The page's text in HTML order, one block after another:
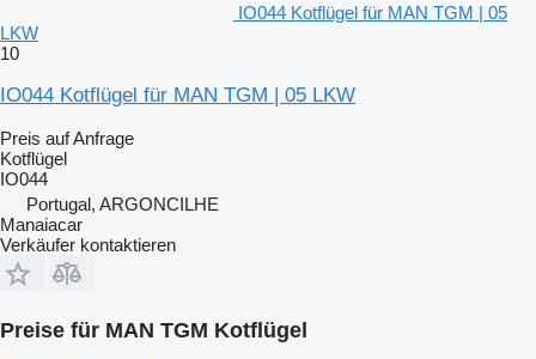
IO044 Kotflügel für MAN TGM | 05
LKW
10
IO044 Kotflügel für MAN TGM | 05 LKW
Preis auf Anfrage
Kotflügel
IO044
Portugal, ARGONCILHE
Manaiacar
Verkäufer kontaktieren
Preise für MAN TGM Kotflügel